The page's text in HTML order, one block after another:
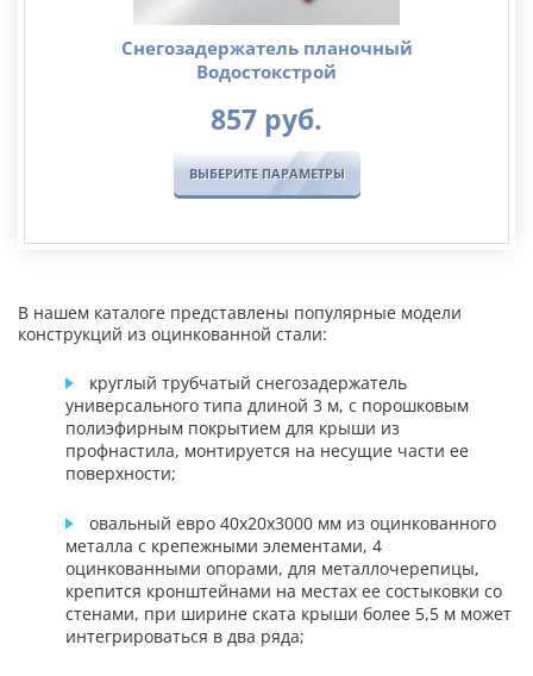
Снегозадержатель планочный
Водостокстрой
857 руб.
ВЫБЕРИТЕ ПАРАМЕТРЫ
В нашем каталоге представлены популярные модели
конструкций из оцинкованной стали:
круглый трубчатый снегозадержатель
универсального типа длиной 3 м, с порошковым
полиэфирным покрытием для крыши из
профнастила, монтируется на несущие части ее
поверхности;
овальный евро 40х20х3000 мм из оцинкованного
металла с крепежными элементами, 4
оцинкованными опорами, для металлочерепицы,
крепится кронштейнами на местах ее состыковки со
стенами, при ширине ската крыши более 5,5 м может
интегрироваться в два ряда;